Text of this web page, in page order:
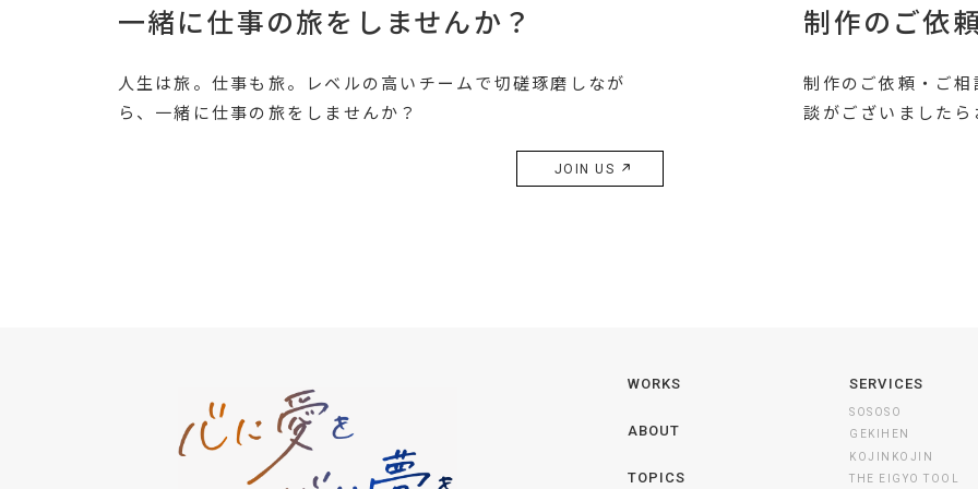
一緒に仕事の旅をしませんか？
人生は旅。仕事も旅。レベルの高いチームで切磋琢磨しなが
ら、一緒に仕事の旅をしませんか？
JOIN US
制作のご依
制作のご依頼・ご
談がございました
WORKS
ABOUT
TOPICS
SERVICES
SOSOSO
GEKIHEN
KOJINKOJIN
THE EIGYO TOOL